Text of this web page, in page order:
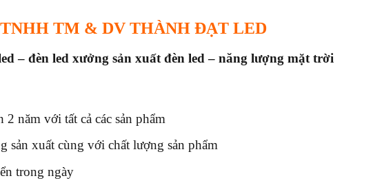
TM & DV THÀNH ĐẠT LED
– đèn led xưởng sản xuất đèn led – năng lượng mặt trời
năm với tất cả các sản phẩm
xuất cùng với chất lượng sản phẩm
trong ngày